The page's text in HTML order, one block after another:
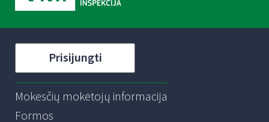
Prisijungti
Mokesčių mokėtojų informacija
Formos